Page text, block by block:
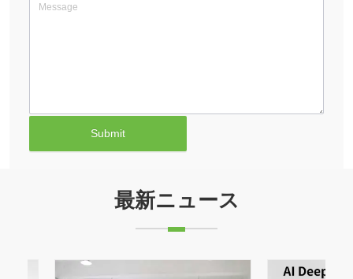
Submit
最新ニュース